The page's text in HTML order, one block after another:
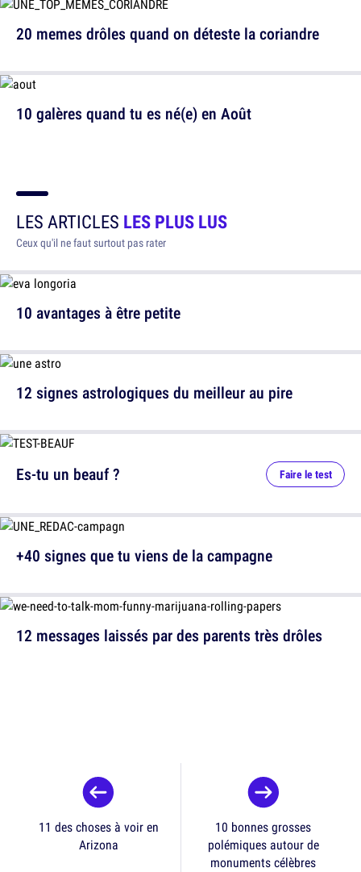
20 memes drôles quand on déteste la coriandre
10 galères quand tu es né(e) en Août
LES ARTICLES LES PLUS LUS
Ceux qu'il ne faut surtout pas rater
10 avantages à être petite
12 signes astrologiques du meilleur au pire
12 messages laissés par des parents très drôles
Es-tu un beauf ? Faire le test
+40 signes que tu viens de la campagne
11 des choses à voir en
Arizona
10 bonnes grosses
polémiques autour de
monuments célèbres